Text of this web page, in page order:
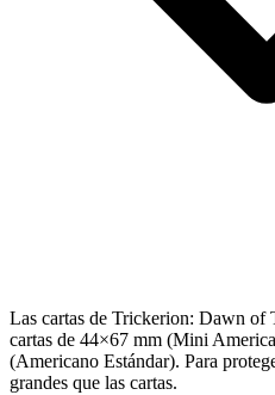
Las cartas de Trickerion: Dawn of
cartas de 44×67 mm (Mini
(Americano Estándar). Para
grandes que las cartas.